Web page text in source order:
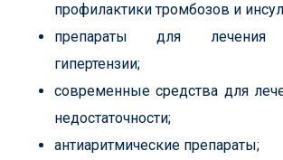
профилактики тромбозов и
препараты для лечения
гипертензии;
современные средства для
недостаточности;
антиаритмические препараты;